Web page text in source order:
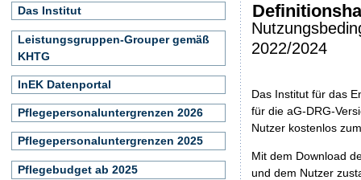
2022/2024
Das Institut für das
für die aG-DRG-
Nutzer kostenlos
Mit dem Download
und dem Nutzer
Das Institut
Leistungsgruppen-Grouper gemäß
KHTG
InEK Datenportal
Pflegepersonaluntergrenzen 2026
Pflegepersonaluntergrenzen 2025
Pflegebudget ab 2025